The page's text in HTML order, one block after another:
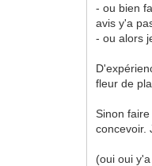
- ou bien
avis y'a
- ou alors
fleur de
Sinon
concevoir.
(oui oui